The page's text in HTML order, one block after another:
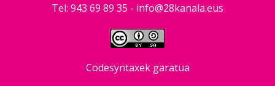
Tel: 943 69 89 35 - info@28kanala.eus
Codesyntaxek garatua